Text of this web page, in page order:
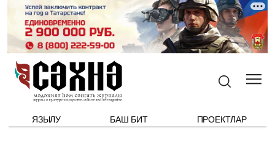
ЯЗЫЛУ БАШ БИТ ПРОЕКТЛАР